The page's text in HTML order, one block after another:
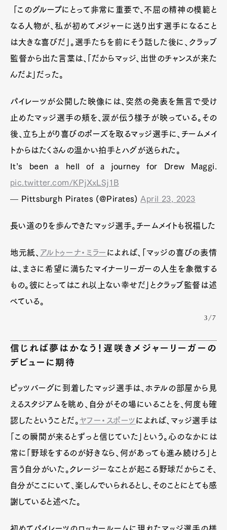
「このグループにとって非常に重要で、不屈の精神の模範と
なる人物が、私が初めてメジャーに送り出す選手になること
は大きな喜びだ」。選手たちを前にそう話した後に、クラッブ
監督から出た言葉は、「だからマッジ、出世のチャンスが来た
んだよ」だった。
パイレーツが公開した映像には、突然の発表を無言で受け
止めたマッジ選手の頬を、涙が伝う様子が映っている。その
後、立ち上がり喜びのポーズを取るマッジ選手に、チームメイ
トからはたくさんの温かい拍手とハグが送られた。
It’s been a hell of a journey for Drew Maggi.
pic.twitter.com/KPjXxLSj1B
— Pittsburgh Pirates (@Pirates) April 23, 2023
長い道のりを歩んできたマッジ選手。チームメイトも祝福した
地元紙、 アルトゥーナ・ミラー によれば、「マッジの喜びの表情
は、まさに希望に満ちたマイナーリーガーの人生を象徴する
もの。彼にとってはこれ以上ない幸せだ」とクラッブ監督は述
べている。
3/7
信じれば夢はかなう！遅咲きメジャーリーガーの
デビューに期待
ピッツバーグに到着したマッジ選手は、ホテルの部屋から見
えるスタジアムを眺め、自分がその場にいることを、何度も確
認したということだ。 ヤフー・スポーツによれば、マッジ選手は
「この瞬間が来るとずっと信じていた」という。心のなかには
常に「野球をするのが好きなら、何があっても進み続けろ」と
言う自分がいた。クレージーなことが起こる野球だからこそ、
自分がここにいて、楽しんでいられるとし、そのことにとても感
謝していると述べた。